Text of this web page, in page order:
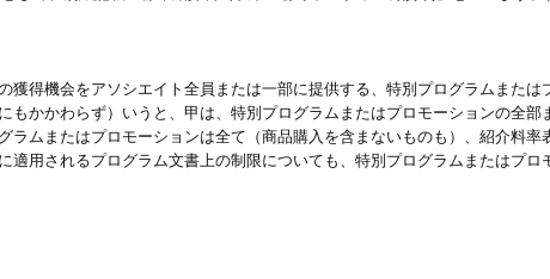
獲得機会をアソシエイト全員または一部に提供する、特別プログラムまたは
かかわらず）いうと、甲は、特別プログラムまたはプロモーションの全部
ムまたはプロモーションは全て（商品購入を含まないものも）、紹介料率
用されるプログラム文書上の制限についても、特別プログラムまたはプロ